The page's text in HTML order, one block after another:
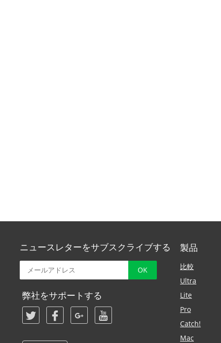
ニュースレターをサブスクライブする
弊社をサポートする
製品
比較
Ultra
Lite
Pro
Catch!
Mac